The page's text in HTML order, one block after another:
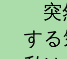
突
す